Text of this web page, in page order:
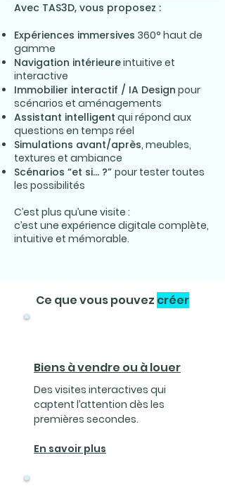
Avec TAS3D, vous proposez :
Expériences immersives 360° haut de
gamme
Navigation intérieureintuitive et
interactive
Immobilier interactif / IA Design pour
scénarios et aménagements
Assistant intelligent qui répond aux
questions en temps réel
Simulations avant/après, meubles,
textures et ambiance
Scénarios “et si… ?” pour tester toutes
les possibilités
C’est plus qu’une visite :
c’est une expérience digitale complète,
intuitive et mémorable.
Ce que vous pouvez créer
Biens à vendre ou à louer
Des visites interactives qui
captent l’attention dès les
premières secondes.
En savoir plus